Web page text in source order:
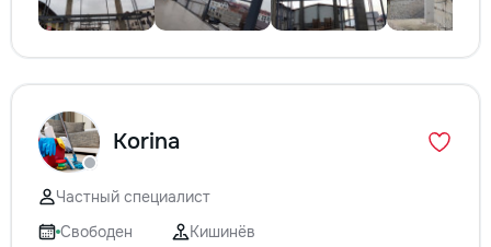
Korina
Частный специалист
Свободен
Кишинёв